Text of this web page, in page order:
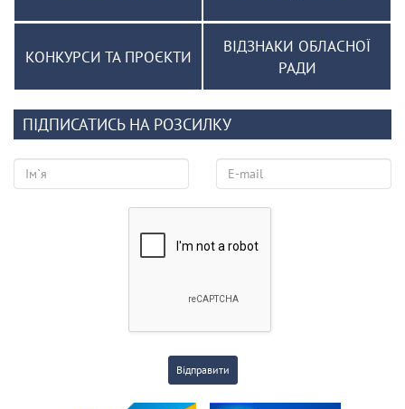
КОНКУРСИ ТА ПРОЄКТИ
ВІДЗНАКИ ОБЛАСНОЇ
РАДИ
ПІДПИСАТИСЬ НА РОЗСИЛКУ
Відправити